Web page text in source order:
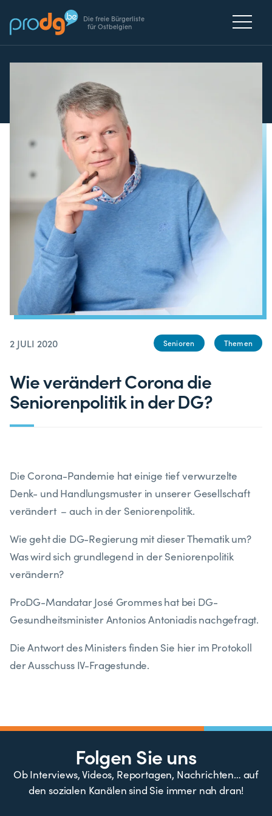
Die freie Bürgerliste
für Ostbelgien
2 JULI 2020 Senioren Themen
Wie verändert Corona die
Seniorenpolitik in der DG?
Die Corona-Pandemie hat einige tief verwurzelte
Denk- und Handlungsmuster in unserer Gesellschaft
verändert – auch in der Seniorenpolitik.
Wie geht die DG-Regierung mit dieser Thematik um?
Was wird sich grundlegend in der Seniorenpolitik
verändern?
ProDG-Mandatar José Grommes hat bei DG-
Gesundheitsminister Antonios Antoniadis nachgefragt.
Die Antwort des Ministers finden Sie hier im Protokoll
der Ausschuss IV-Fragestunde.
Folgen Sie uns
Ob Interviews, Videos, Reportagen, Nachrichten… auf
den sozialen Kanälen sind Sie immer nah dran!